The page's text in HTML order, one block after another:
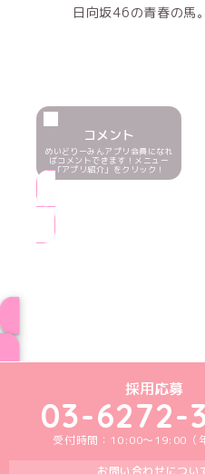
日向坂46の青春の馬
コメント
めいどりーみんアプリ会員になれ
ばコメントできます！メニュー
「アプリ紹介」をクリック！
採用応募
03-6272-
受付時間：10:00～19:00（